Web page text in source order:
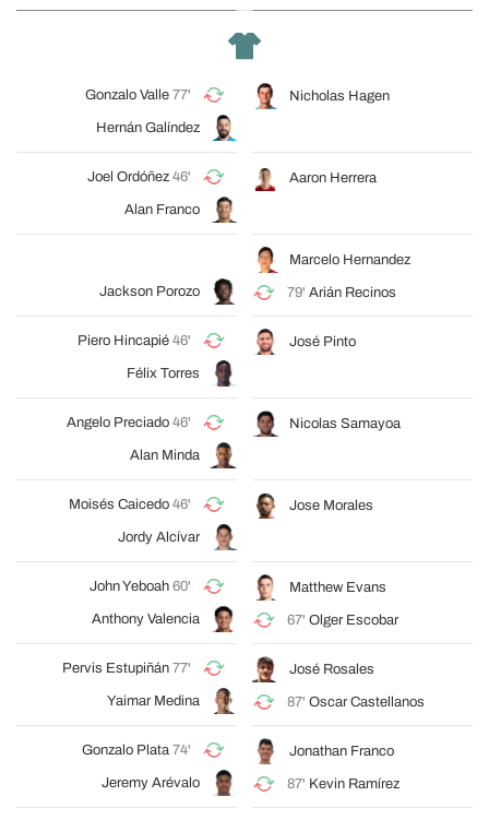
Gonzalo Valle 77'
Hernán Galíndez
Nicholas Hagen
Joel Ordóñez 46'
Alan Franco
Aaron Herrera
Jackson Porozo
Marcelo Hernandez
79' Arián Recinos
Piero Hincapié 46'
Félix Torres
José Pinto
Angelo Preciado 46'
Alan Minda
Nicolas Samayoa
Moisés Caicedo 46'
Jordy Alcívar
Jose Morales
John Yeboah 60'
Anthony Valencia
Matthew Evans
67' Olger Escobar
Pervis Estupiñán 77'
Yaimar Medina
José Rosales
87' Oscar Castellanos
Gonzalo Plata 74'
Jeremy Arévalo
Jonathan Franco
87' Kevin Ramírez